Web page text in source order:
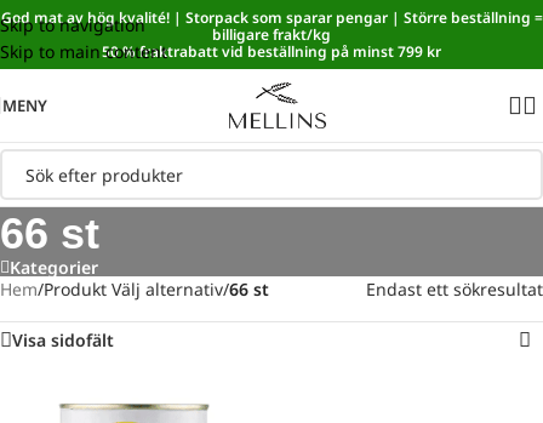
Skip to navigation
Skip to main content
Sänkt matmoms! I kassan dras automatiskt 5,35 % av från alla
varor.
God mat av hög kvalité! | Storpack som sparar pengar | Större beställning =
billigare frakt/kg
50 % fraktrabatt vid beställning på minst 799 kr
MENY
66 st
Kategorier
Hem/Produkt Välj alternativ/66 st Endast ett sökresultat
Visa sidofält